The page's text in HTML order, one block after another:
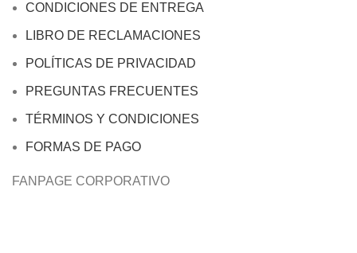
CONDICIONES DE ENTREGA
LIBRO DE RECLAMACIONES
POLÍTICAS DE PRIVACIDAD
PREGUNTAS FRECUENTES
TÉRMINOS Y CONDICIONES
FORMAS DE PAGO
FANPAGE CORPORATIVO